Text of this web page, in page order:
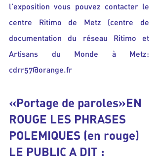
l’exposition vous pouvez contacter le
centre Ritimo de Metz (centre de
documentation du réseau Ritimo et
cdrr57@orange.fr
«Portage de paroles»EN
ROUGE LES PHRASES
POLEMIQUES (en rouge)
LE PUBLIC A DIT :